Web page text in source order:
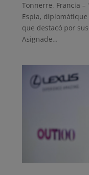
Tonnerre, Francia –
Espía,
que destacó por
Asignade…